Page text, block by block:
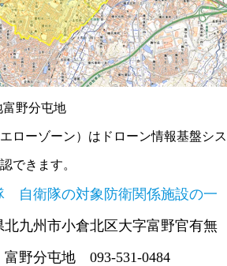
富野分屯地
ローゾーン）はドローン情報基盤シス
できます。
自衛隊の対象防衛関係施設の一
北九州市小倉北区大字富野官有無
富野分屯地 093-531-0484